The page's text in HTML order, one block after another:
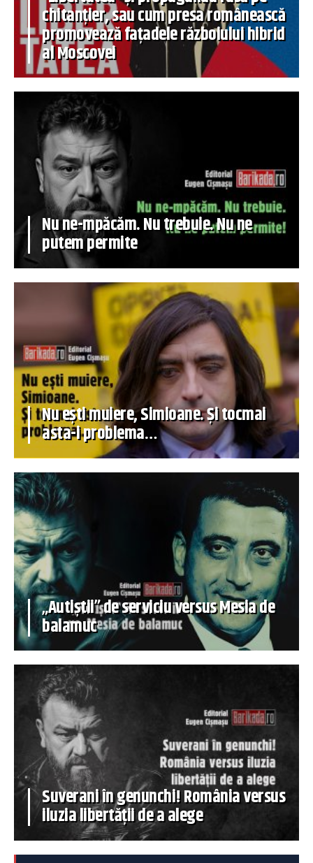
chitanțier, sau cum presa românească
promovează fațadele războiului hibrid
al Moscovei
Nu ne-mpăcăm. Nu trebuie. Nu ne
putem permite
Nu ești muiere, Simioane. Și tocmai
asta-i problema…
„Autiștii” de serviciu versus Mesia de
balamuc
Suverani în genunchi! România versus
iluzia libertății de a alege